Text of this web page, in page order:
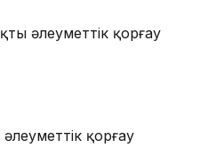
әлеуметтік қорғау
қорғау